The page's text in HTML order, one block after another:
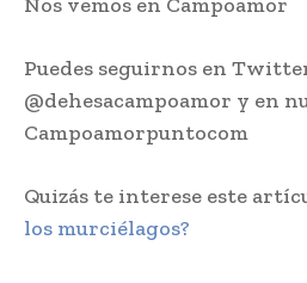
Puedes seguirnos en
@dehesacampoamor y en
Campoamorpuntocom
Quizás te interese este
los murciélagos?